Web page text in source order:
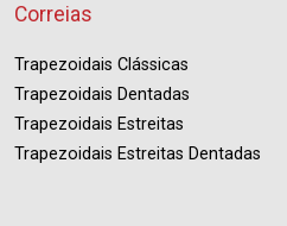
Correias
Trapezoidais Clássicas
Trapezoidais Dentadas
Trapezoidais Estreitas
Trapezoidais Estreitas Dentadas